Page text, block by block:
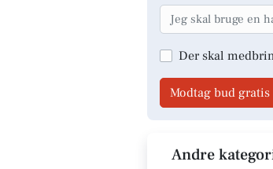
Der skal
Modtag bud gratis
Andre